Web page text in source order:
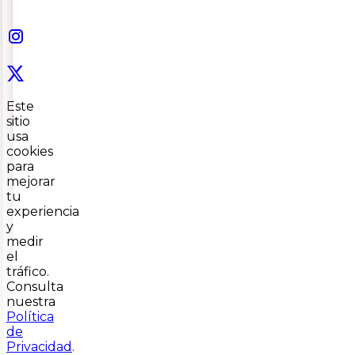
Este
sitio
usa
cookies
para
mejorar
tu
experiencia
y
medir
el
tráfico.
Consulta
nuestra
Política
de
Privacidad .